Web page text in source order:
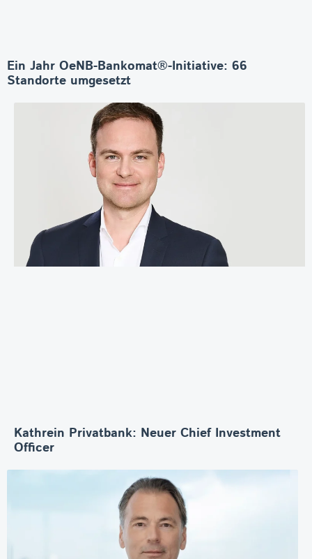
Ein Jahr OeNB-Bankomat®-Initiative: 66
Standorte umgesetzt
Kathrein Privatbank: Neuer Chief Investment
Officer